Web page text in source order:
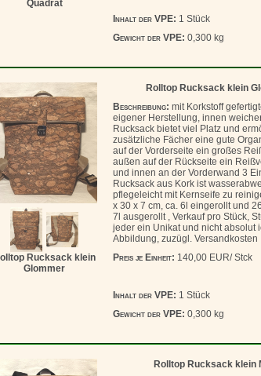
Quadrat
Inhalt der VPE: 1 Stück
Gewicht der VPE: 0,300 kg
Rucksack klein
Glommer
Rolltop Rucksack klein
Beschreibung: mit Korkstoff
eigener Herstellung, innen
Rucksack bietet viel Platz und
zusätzliche Fächer eine gute
auf der Vorderseite ein großes
außen auf der Rückseite ein
und innen an der Vorderwand 3
Rucksack aus Kork ist
pflegeleicht mit Kernseife zu
x 30 x 7 cm, ca. 6l eingerollt und
7l ausgerollt , Verkauf pro Stück,
jeder ein Unikat und nicht absolut
Abbildung, zuzügl. Versandkosten
Preis je Einheit: 140,00 EUR/ Stck
Inhalt der VPE: 1 Stück
Gewicht der VPE: 0,300 kg
Rolltop Rucksack klein